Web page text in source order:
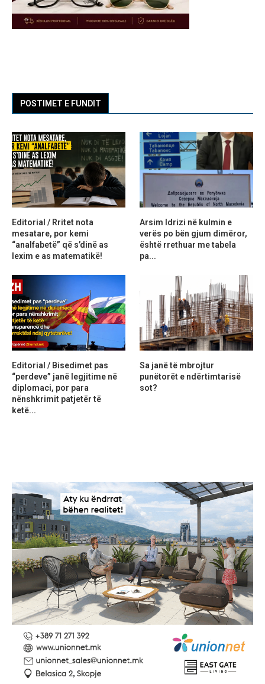
POSTIMET E FUNDIT
Editorial / Rritet nota
mesatare, por kemi
“analfabetë” që s’dinë as
lexim e as matematikë!
Arsim Idrizi në kulmin e
verës po bën gjum dimëror,
është rrethuar me tabela
pa...
Editorial / Bisedimet pas
“perdeve” janë legjitime në
diplomaci, por para
nënshkrimit patjetër të
ketë...
Sa janë të mbrojtur
punëtorët e ndërtimtarisë
sot?